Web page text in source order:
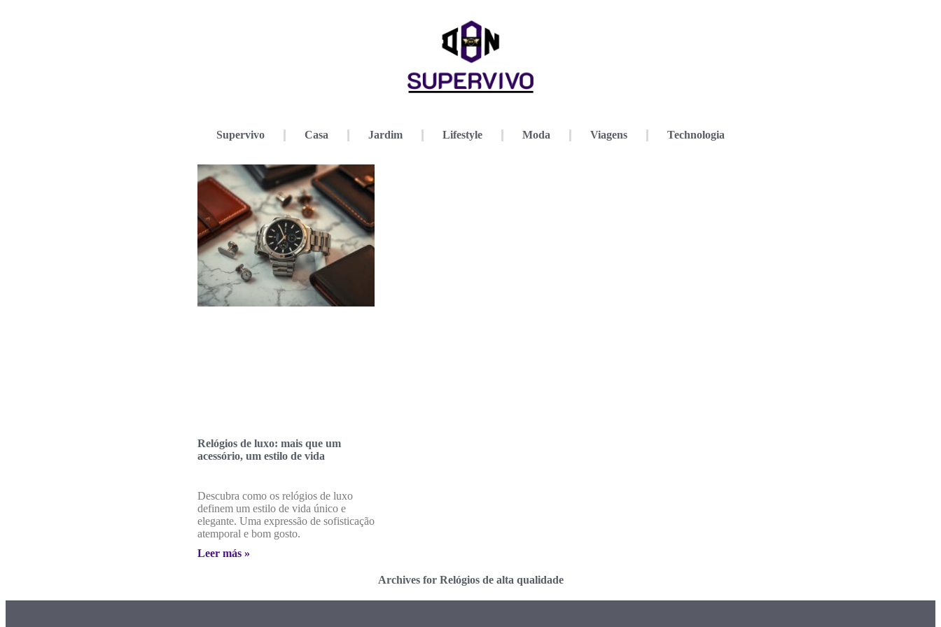
Supervivo Casa Jardim Lifestyle Moda Viagens Technologia
Relógios de luxo: mais que um
acessório, um estilo de vida
Descubra como os relógios de luxo
definem um estilo de vida único e
elegante. Uma expressão de sofisticação
atemporal e bom gosto.
Leer más »
Archives for Relógios de alta qualidade